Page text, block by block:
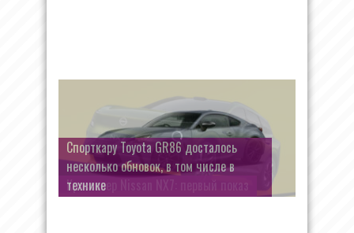
Спорткару Toyota GR86 досталось
несколько обновок, в том числе в
технике